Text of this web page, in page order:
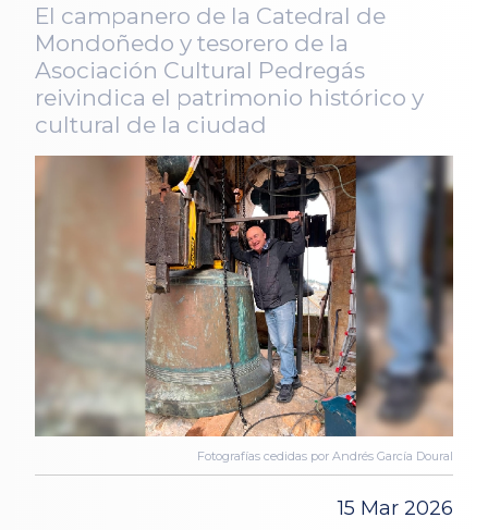
El campanero de la Catedral de
Mondoñedo y tesorero de la
Asociación Cultural Pedregás
reivindica el patrimonio histórico y
cultural de la ciudad
Fotografías cedidas por Andrés García Doural
15 Mar 2026